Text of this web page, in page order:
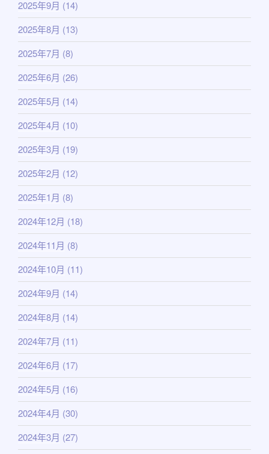
2025年9月 (14)
2025年8月 (13)
2025年7月 (8)
2025年6月 (26)
2025年5月 (14)
2025年4月 (10)
2025年3月 (19)
2025年2月 (12)
2025年1月 (8)
2024年12月 (18)
2024年11月 (8)
2024年10月 (11)
2024年9月 (14)
2024年8月 (14)
2024年7月 (11)
2024年6月 (17)
2024年5月 (16)
2024年4月 (30)
2024年3月 (27)